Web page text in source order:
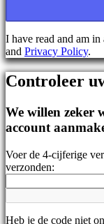
BS
DA
DE
EL
EN
FI
FR
HR
JA
KO
PL
PT
I have read and am
and Privacy Policy.
Controleer
We willen zeker
account
Voer de 4-cijferige
verzonden:
Heb je de code niet